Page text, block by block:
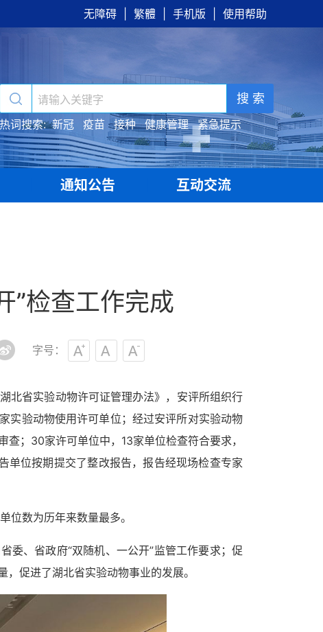
无障碍 繁體 手机版 使用帮助
搜 索
热词搜索: 新冠 疫苗 接种 健康管理 紧急提示
通知公告 互动交流
”检查工作完成
字号：
省实验动物许可证管理办法》， 安评所组织行
实验动物使用许可单位；经过安评所对实验动物
；30家许可单位中，13家单位检查符合要求，
单位按期提交了整改报告，报告经现场检查专家
位数为历年来数量最多。
委、省政府“双随机、 一公开”监管工作要求；促
促进了湖北省实验动物事业的发展。